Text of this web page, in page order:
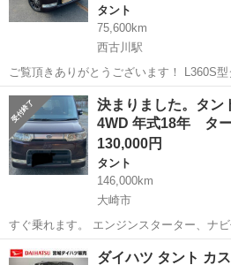
タント
75,600km
西古川駅
ご覧頂きありがとうございます！ L360S型
駆になります！ 平成18年式 色パープルR49 距離75600キロ EFエンジ
ンターボ 4WDの4AT オートエアコン キ
ー...
宮城 大崎市 西古川駅 タント
決まりました。タ
4WD 年式18年
130,000円
タント
146,000km
大崎市
すぐ乗れます。 エンジンスターター、ナビ付き お気軽にお問い合わせ
ください。
宮城 大崎市 タント カスタム
ダイハツ タント